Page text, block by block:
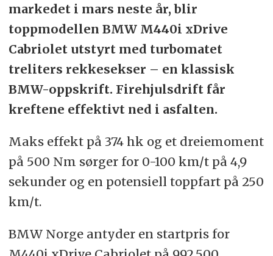
markedet i mars neste år, blir
toppmodellen BMW M440i xDrive
Cabriolet utstyrt med turbomatet
treliters rekkesekser – en klassisk
BMW-oppskrift. Firehjulsdrift får
kreftene effektivt ned i asfalten.
Maks effekt på 374 hk og et dreiemoment
på 500 Nm sørger for 0-100 km/t på 4,9
sekunder og en potensiell toppfart på 250
km/t.
BMW Norge antyder en startpris for